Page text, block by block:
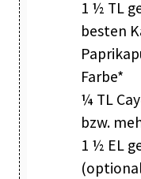
1 ½ TL
besten
Farbe*
¼ TL
bzw.
1 ½ EL